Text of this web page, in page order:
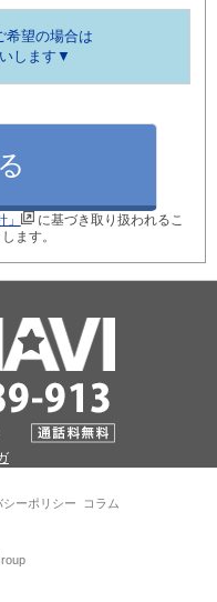
希望の場合は
します▼
す！
に基づき取り扱われるこ
ます。
シーポリシー コラム